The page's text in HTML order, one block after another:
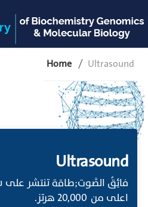
Home Ultrasound
Ultrasound
فائِقُ الصَّوت;طاقة تنتشر على
اعلى من 20,000 هرتز.